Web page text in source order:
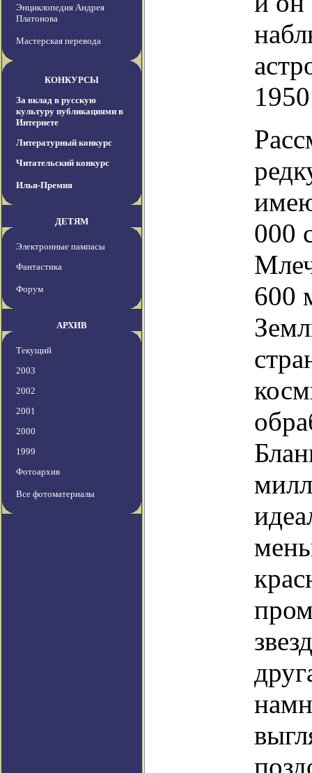
Энциклопедия Андрея
Платонова
Мастерская перевода
КОНКУРСЫ
За вклад в русскую
культуру публикациями в
Интернете
Литературный конкурс
Читательский конкурс
Илья-Премия
ДЕТЯМ
Электронные пампасы
Фантастика
Форум
АРХИВ
Текущий
2003
2002
2001
2000
1999
Фотоархив
Все фотоматериалы
000
600